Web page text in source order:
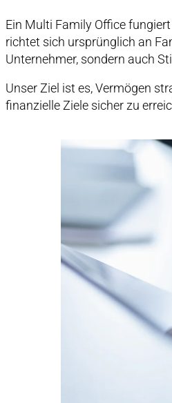
Ein Multi Family Office
richtet sich ursprünglich an
Unternehmer, sondern auch
Unser Ziel ist es, Vermögen
finanzielle Ziele sicher zu